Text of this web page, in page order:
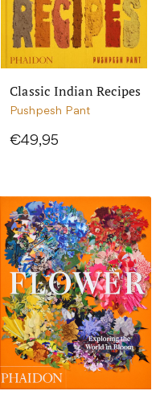
Classic Indian Recipes
Pushpesh Pant
€49,95